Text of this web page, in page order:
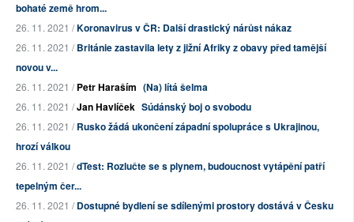
bohaté země hrom...
26. 11. 2021 /Koronavirus v ČR: Další drastický nárůst nákaz
26. 11. 2021 /Británie zastavila lety z jižní Afriky z obavy před tamější
novou v...
26. 11. 2021 /Petr Haraším (Na) lítá šelma
26. 11. 2021 /Jan Havlíček Súdánský boj o svobodu
26. 11. 2021 /Rusko žádá ukončení západní spolupráce s Ukrajinou,
hrozí válkou
26. 11. 2021 /dTest: Rozlučte se s plynem, budoucnost vytápění patří
tepelným čer...
26. 11. 2021 /Dostupné bydlení se sdílenými prostory dostává v Česku